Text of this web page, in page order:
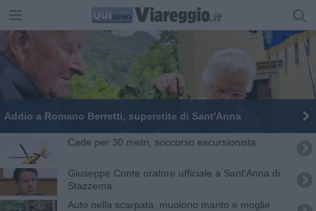
Addio a Romano Berretti, superstite di Sant'Anna
Cade per 30 metri, soccorso escursionista
Giuseppe Conte oratore ufficiale a Sant'Anna di
Stazzema
Auto nella scarpata, muoiono marito e moglie